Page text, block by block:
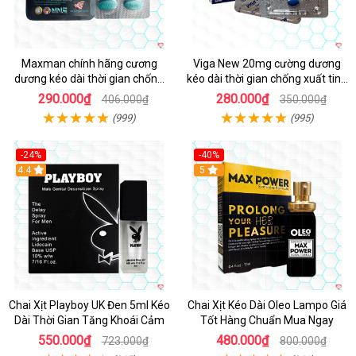
Maxman chính hãng cương
dương kéo dài thời gian chống
xuất tinh sớm hộp 10 viên
290.000₫ 406.000₫
(999)
Viga New 20mg cường dương
kéo dài thời gian chống xuất tinh
hộp 4 viên
280.000₫ 350.000₫
(995)
-24%
Hot
4.4
Chai Xịt Playboy UK Đen 5ml Kéo
Dài Thời Gian Tăng Khoái Cảm
550.000₫ 723.000₫
-40%
5
Chai Xịt Kéo Dài Oleo Lampo Giá
Tốt Hàng Chuẩn Mua Ngay
480.000₫ 800.000₫